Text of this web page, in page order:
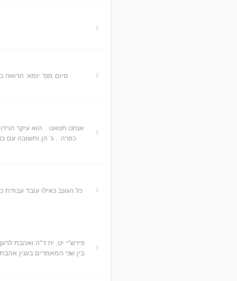
›
סיום מס' יומא: הרואה
›
כפרה .. ג' הן ותשובה עם
›
›
פירש"י יט, יח ד"ה ואהבת
›